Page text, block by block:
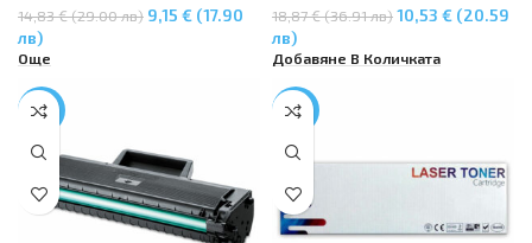
SCX-3400F, SCX3-400FW, SCX-
3405F, SCX-3405FW, SF-760P
14,83 € (29.00 лв) 9,15 € (17.90
лв)
Още
SAMSUNG SCX3400/SCX3400F,
SAMSUNG
SCX3405F/SCX3405FW/SCX340
18,87 € (36.91 лв)10,53 € (20.59
лв)
Добавяне В Количката
-45% -33%